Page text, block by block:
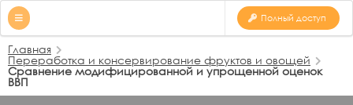
Полный доступ
Главная
Переработка и консервирование фруктов и овощей
Сравнение модифицированной и упрощенной оценок
ВВП